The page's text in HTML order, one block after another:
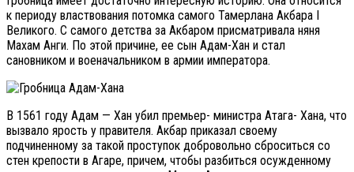
к периоду властвования потомка самого Тамерлана Акбара I
Великого. С самого детства за Акбаром присматривала няня
Махам Анги. По этой причине, ее сын Адам-Хан и стал
сановником и военачальником в армии императора.
В 1561 году Адам — Хан убил премьер- министра Атага- Хана, что
вызвало ярость у правителя. Акбар приказал своему
подчиненному за такой проступок добровольно сброситься со
стен крепости в Агаре, причем, чтобы разбиться осужденному